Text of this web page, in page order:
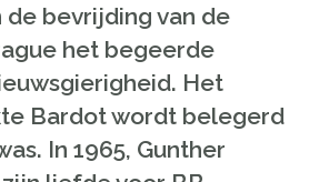
de bevrijding van de
het begeerde
Het
Bardot wordt belegerd
In 1965, Gunther